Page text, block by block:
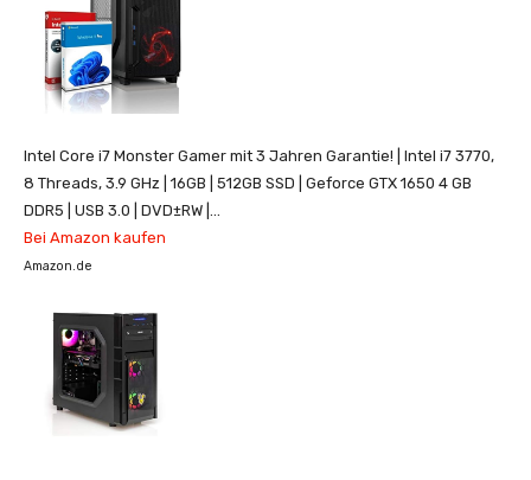
Intel Core i7 Monster Gamer mit 3 Jahren Garantie! | Intel i7 3770,
8 Threads, 3.9 GHz | 16GB | 512GB SSD | Geforce GTX 1650 4 GB
DDR5 | USB 3.0 | DVD±RW |...
Bei Amazon kaufen
Amazon.de